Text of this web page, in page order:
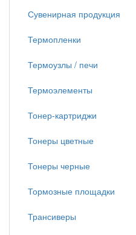
Сувенирная продукция
Термопленки
Термоузлы / печи
Термоэлементы
Тонер-картриджи
Тонеры цветные
Тонеры черные
Тормозные площадки
Трансиверы